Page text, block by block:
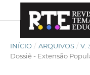
INÍCIO / ARQUIVOS / V.
Dossiê - Extensão